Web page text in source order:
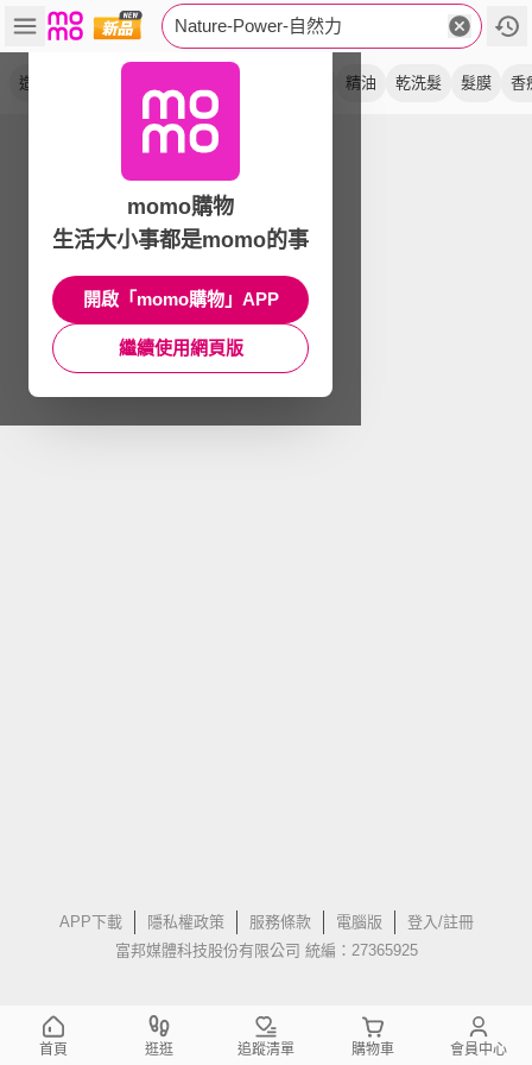
Nature-Power-自然力
造型品 精油 乾洗髮 髮膜 香
APP下載 隱私權政策 服務條款 電腦版
登入/註冊
富邦媒體科技股份有限公司 統編：27365925
momo購物
生活大小事都是momo的事
開啟「momo購物」APP
繼續使用網頁版
首頁 逛逛 追蹤清單 購物車 會員中心